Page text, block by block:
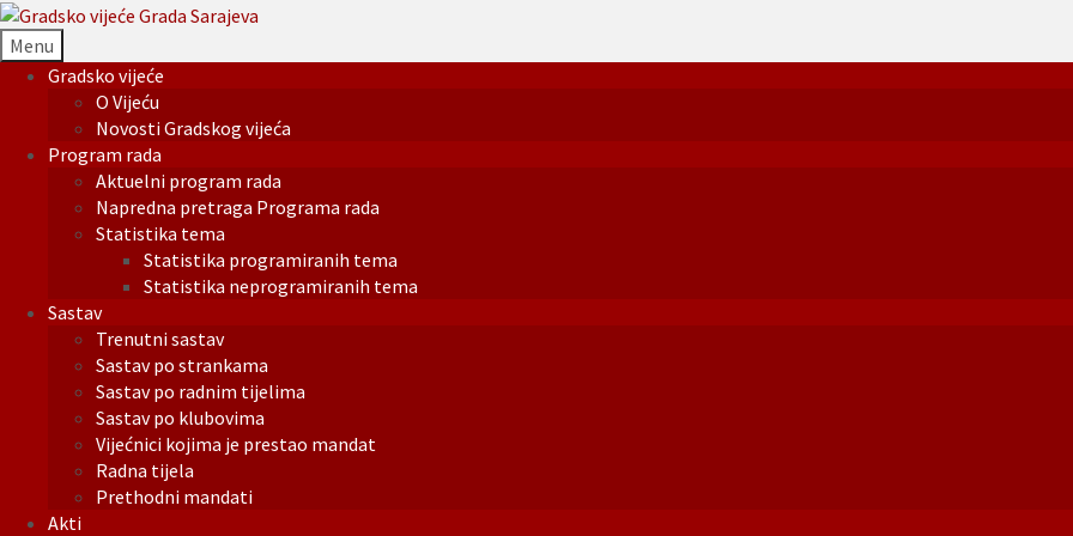
Menu
Gradsko vijeće
O Vijeću
Novosti Gradskog vijeća
Program rada
Aktuelni program rada
Napredna pretraga Programa rada
Statistika tema
Statistika programiranih tema
Statistika neprogramiranih tema
Sastav
Trenutni sastav
Sastav po strankama
Sastav po radnim tijelima
Sastav po klubovima
Vijećnici kojima je prestao mandat
Radna tijela
Prethodni mandati
Akti